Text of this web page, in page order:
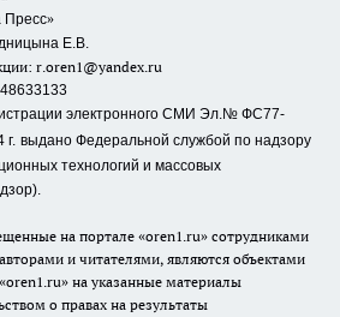
Пресс»
Е.В.
r.oren1@yandex.ru
электронного СМИ Эл.№ ФС77-
г. выдано Федеральной службой по надзору
технологий и массовых
на портале «oren1.ru» сотрудниками
и читателями, являются объектами
на указанные материалы
о правах на результаты